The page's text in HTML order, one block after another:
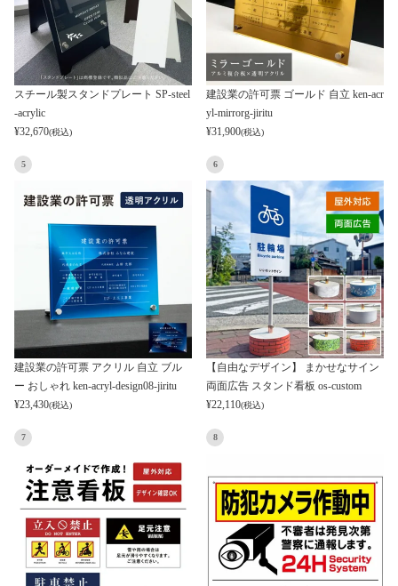
スチール製スタンドプレート SP-steel
-acrylic
¥32,670(税込)
建設業の許可票 ゴールド 自立 ken-acr
yl-mirrorg-jiritu
¥31,900(税込)
5
建設業の許可票 アクリル 自立 ブル
ー おしゃれ ken-acryl-design08-jiritu
¥23,430(税込)
6
【自由なデザイン】 まかせなサイン
両面広告 スタンド看板 os-custom
¥22,110(税込)
7 8